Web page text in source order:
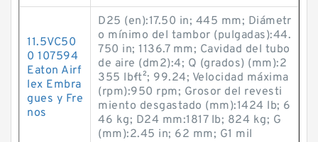
11.5VC50
0 107594
Eaton Airf
lex Embra
gues y Fre
nos
D25 (en):17.50 in; 445 mm; Diámetr
o mínimo del tambor (pulgadas):44.
750 in; 1136.7 mm; Cavidad del tubo
de aire (dm2):4; Q (grados) (mm):2
355 lb·ft²; 99.24; Velocidad máxima
(rpm):950 rpm; Grosor del revesti
miento desgastado (mm):1424 lb; 6
46 kg; D24 mm:1817 lb; 824 kg; G
(mm):2.45 in; 62 mm; G1 mil